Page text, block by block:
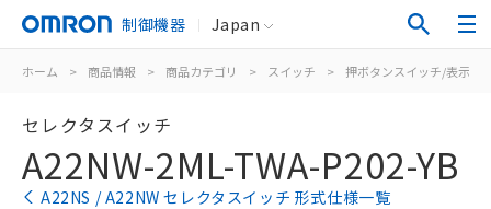
制御機器 Japan
ホーム > 商品情報 > 商品カテゴリ > スイッチ > 押ボタンスイッチ/表示灯
セレクタスイッチ
A22NW-2ML-TWA-P202-YB
A22NS / A22NW セレクタスイッチ 形式仕様一覧